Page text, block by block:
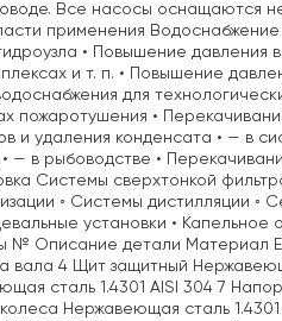
Все насосы оснащаются
применения
• Повышение давления
и т. п. • Повышение
для
пожаротушения •
и удаления конденсата • — в
— в рыбоводстве •
Системы сверхтонкой
◦ Системы дистилляции ◦
установки •
№ Описание детали Материал
вала 4 Щит защитный
сталь 1.4301 AISI 304 7
Нержавеющая сталь